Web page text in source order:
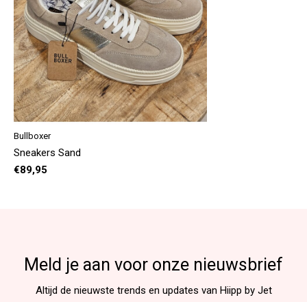
Bullboxer
Sneakers Sand
€89,95
Meld je aan voor onze nieuwsbrief
Altijd de nieuwste trends en updates van Hiipp by Jet